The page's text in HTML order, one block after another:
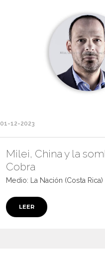
01-12-2023
Milei, China y la
Cobra
Medio: La Nación (Costa Rica)
LEER